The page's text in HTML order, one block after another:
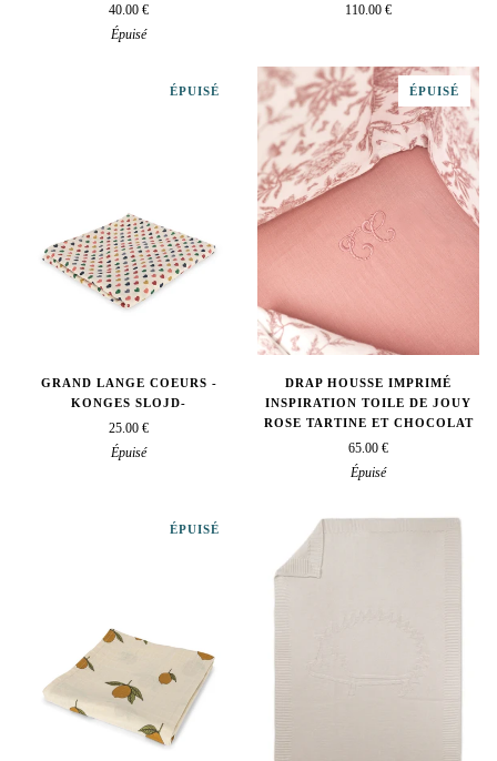
40.00 €
Épuisé
110.00 €
ÉPUISÉ
GRAND LANGE COEURS -
KONGES SLOJD-
25.00 €
Épuisé
ÉPUISÉ
DRAP HOUSSE IMPRIMÉ
INSPIRATION TOILE DE JOUY
ROSE TARTINE ET CHOCOLAT
65.00 €
Épuisé
ÉPUISÉ